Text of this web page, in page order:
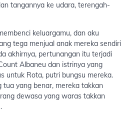
tangannya ke udara, terengah-
keluargamu, dan aku
tega menjual anak mereka sendiri
akhirnya, pertunangan itu terjadi
Albaneu dan istrinya yang
untuk Rota, putri bungsu mereka.
tua yang benar, mereka takkan
dewasa yang waras takkan